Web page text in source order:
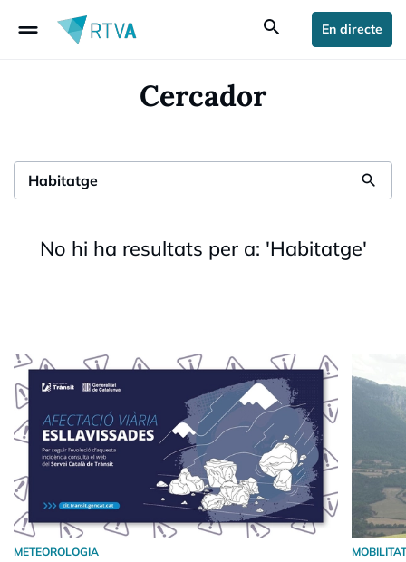
drag_handle search En directe
Cercador
search
No hi ha resultats per a: 'Habitatge'
METEOROLOGIA